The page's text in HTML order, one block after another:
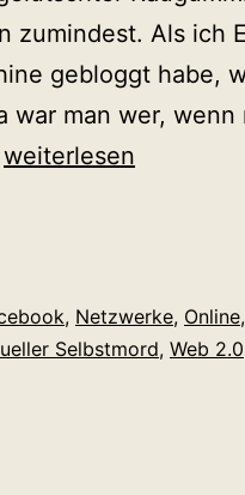
zumindest. Als ich
gebloggt habe,
war man wer, wenn
Wenn
auch
nur
weiterlesen
, Netzwerke, Online,
Selbstmord, Web 2.0